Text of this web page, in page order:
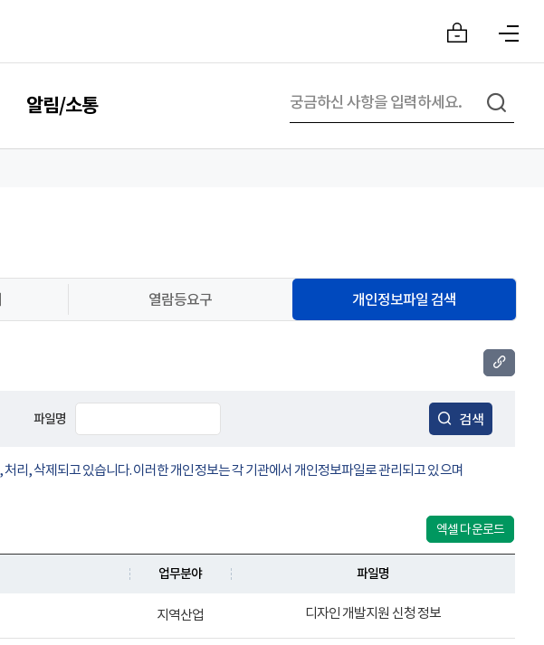
알림/소통
열람등요구 개인정보파일 검색
파일명 검색
리, 삭제되고 있습니다. 이러한 개인정보는 각 기관에서 개인정보파일로 관리되고 있으며
엑셀 다운로드
업무분야 파일명
지역산업 디자인 개발지원 신청 정보